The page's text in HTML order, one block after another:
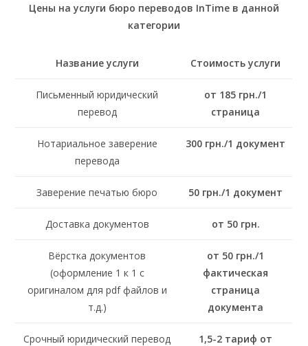
Цены на услуги бюро переводов InTime в данной
категории
Название услуги Стоимость услуги
Письменный юридический
перевод
от 185 грн./1
страница
Нотариальное заверение
перевода
300 грн./1 документ
Заверение печатью бюро 50 грн./1 документ
Доставка документов от 50 грн.
Вёрстка документов
(оформление 1 к 1 с
оригиналом для pdf файлов и
т.д.)
от 50 грн./1
фактическая
страница
документа
Срочный юридический перевод
1,5-2 тариф от